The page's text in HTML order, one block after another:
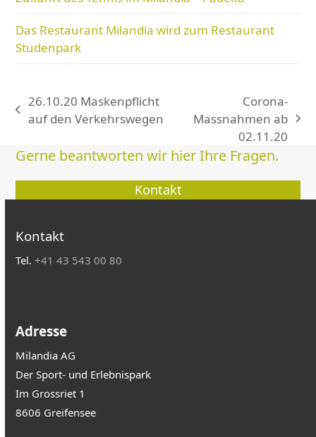
Das Restaurant Milandia wird zum Restaurant
Studenpark
vorheriger
26.10.20 Maskenpflicht
auf den Verkehrswegen
Nächster
Corona-
Massnahmen ab
02.11.20
Gerne beantworten wir hier Ihre Fragen.
Kontakt
Kontakt
Tel.+41 43 543 00 80
Adresse
Milandia AG
Der Sport- und Erlebnispark
Im Grossriet 1
8606 Greifensee